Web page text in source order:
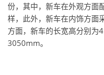
份，其中，新车在外观方面
样，此外，新车在内饰方面
方面，新车的长宽高分别
3050mm。